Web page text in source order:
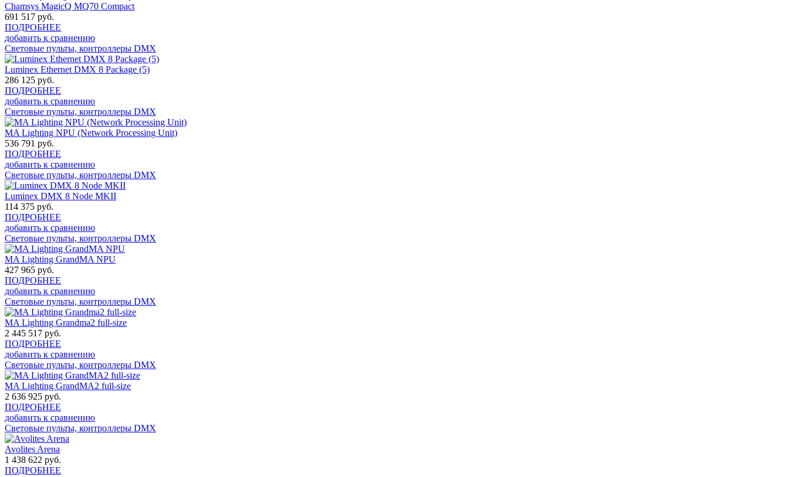
Chamsys MagicQ MQ70 Compact
691 517 руб.
ПОДРОБНЕЕ
добавить к сравнению
Световые пульты, контроллеры DMX
Luminex Ethernet DMX 8 Package (5)
286 125 руб.
ПОДРОБНЕЕ
добавить к сравнению
Световые пульты, контроллеры DMX
MA Lighting NPU (Network Processing Unit)
536 791 руб.
ПОДРОБНЕЕ
добавить к сравнению
Световые пульты, контроллеры DMX
Luminex DMX 8 Node MKII
114 375 руб.
ПОДРОБНЕЕ
добавить к сравнению
Световые пульты, контроллеры DMX
MA Lighting GrandMA NPU
427 965 руб.
ПОДРОБНЕЕ
добавить к сравнению
Световые пульты, контроллеры DMX
MA Lighting Grandma2 full-size
2 445 517 руб.
ПОДРОБНЕЕ
добавить к сравнению
Световые пульты, контроллеры DMX
MA Lighting GrandMA2 full-size
2 636 925 руб.
ПОДРОБНЕЕ
добавить к сравнению
Световые пульты, контроллеры DMX
Avolites Arena
1 438 622 руб.
ПОДРОБНЕЕ